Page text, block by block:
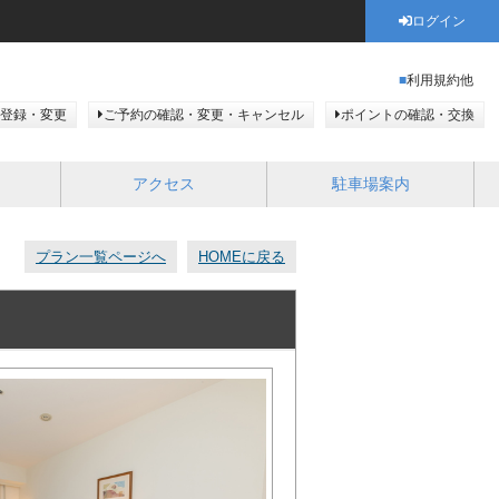
ログイン
利用規約他
録・変更 ご予約の確認・変更・キャンセル ポイントの確認・交換
アクセス 駐車場案内
プラン一覧ページへ HOMEに戻る